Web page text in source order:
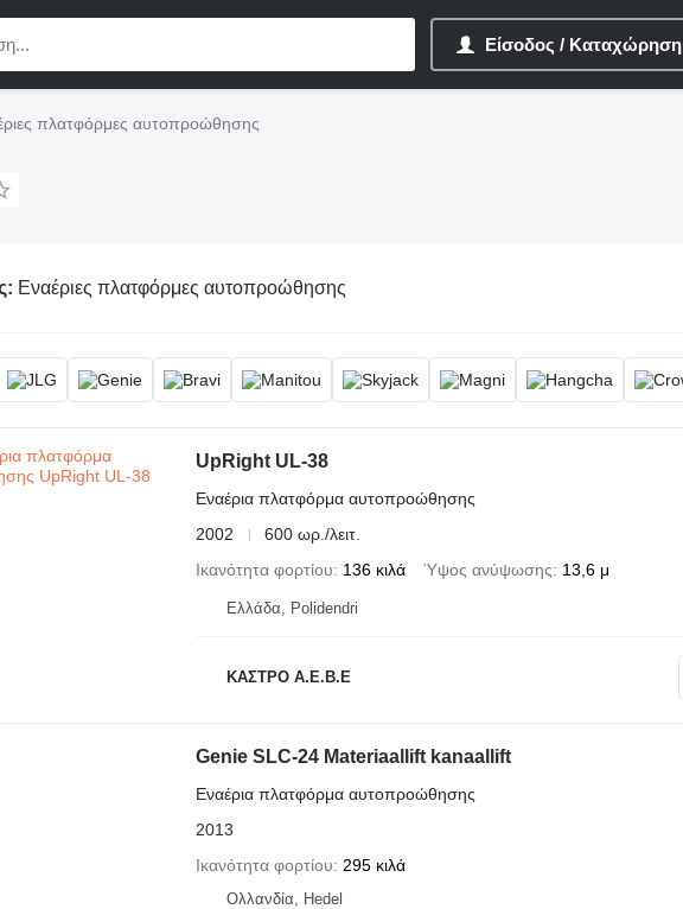
Είσοδος / Καταχώρηση
πλατφόρμες αυτοπροώθησης
Εναέριες πλατφόρμες αυτοπροώθησης
UpRight UL-38
Εναέρια πλατφόρμα αυτοπροώθησης
2002
600 ωρ./λειτ.
Ικανότητα φορτίου
136 κιλά Ύψος ανύψωσης 13,6 μ
Ελλάδα, Polidendri
ΚΑΣΤΡΟ Α.Ε.Β.Ε
Genie SLC-24 Materiaallift kanaallift
Εναέρια πλατφόρμα αυτοπροώθησης
2013
Ικανότητα φορτίου
295 κιλά
Ολλανδία, Hedel